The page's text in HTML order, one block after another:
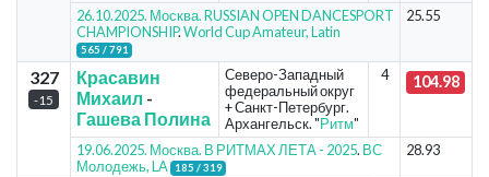
26.10.2025. Москва. RUSSIAN OPEN DANCESPORT
CHAMPIONSHIP.World Cup Amateur, Latin
565 / 791
25.55
327
-15
Красавин
Михаил -
Гашева Полина
Северо-Западный
федеральный округ
+ Санкт-Петербург.
Архангельск. "Ритм"
4 104.98
19.06.2025. Москва. В РИТМАХ ЛЕТА - 2025. ВС
Молодежь, LA
185 / 319
28.93